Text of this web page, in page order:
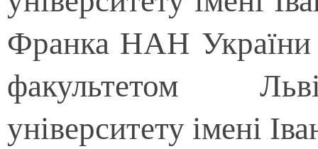
Франка НАН України
факультетом
університету імені